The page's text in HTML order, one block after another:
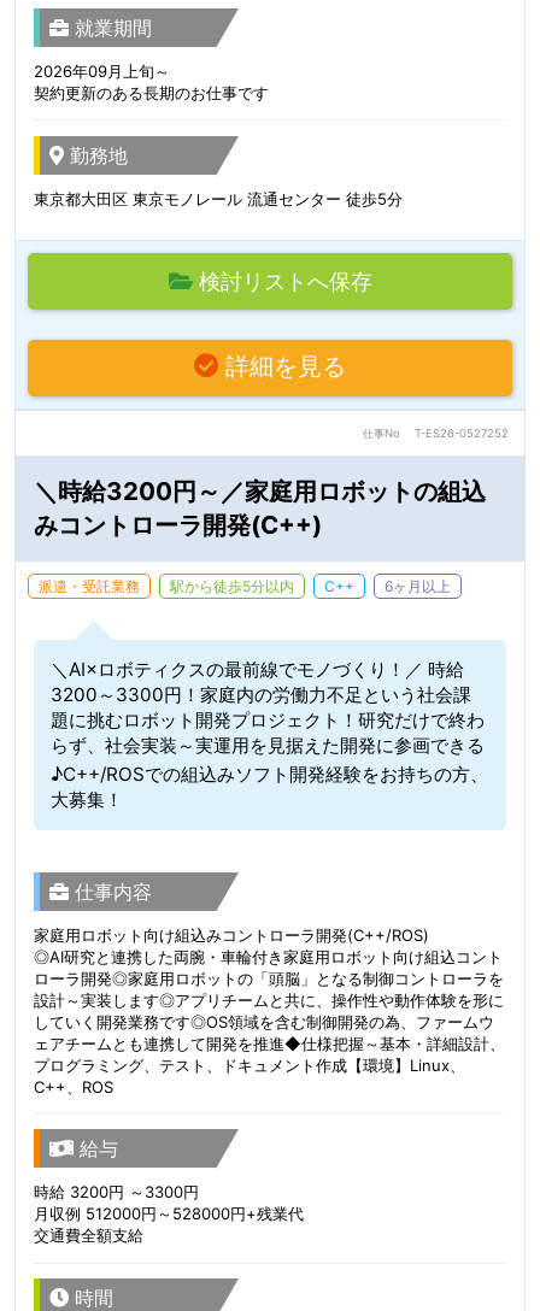
就業期間
2026年09月上旬～
契約更新のある長期のお仕事です
勤務地
東京都大田区 東京モノレール 流通センター 徒歩5分
検討リストへ保存
詳細を見る
仕事No T-ES26-0527252
＼時給3200円～／家庭用ロボットの組込
みコントローラ開発(C++)
派遣・受託業務 駅から徒歩5分以内 C++ 6ヶ月以上
＼AI×ロボティクスの最前線でモノづくり！／ 時給
3200～3300円！家庭内の労働力不足という社会課
題に挑むロボット開発プロジェクト！研究だけで終わ
らず、社会実装～実運用を見据えた開発に参画できる
♪C++/ROSでの組込みソフト開発経験をお持ちの方、
大募集！
仕事内容
家庭用ロボット向け組込みコントローラ開発(C++/ROS)
◎AI研究と連携した両腕・車輪付き家庭用ロボット向け組込コント
ローラ開発◎家庭用ロボットの「頭脳」となる制御コントローラを
設計～実装します◎アプリチームと共に、操作性や動作体験を形に
していく開発業務です◎OS領域を含む制御開発の為、ファームウ
ェアチームとも連携して開発を推進◆仕様把握～基本・詳細設計、
プログラミング、テスト、ドキュメント作成【環境】Linux、
C++、ROS
給与
時給 3200円 ～3300円
月収例 512000円～528000円+残業代
交通費全額支給
時間